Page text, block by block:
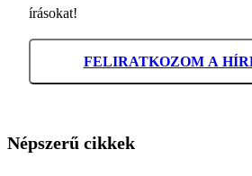
írásokat!
FELIRATKOZOM A
Népszerű cikkek